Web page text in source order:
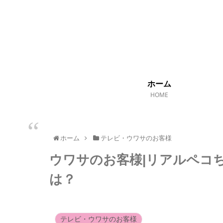
ホーム
HOME
ホーム テレビ・ウワサのお客様
ウワサのお客様|リアルペコ
は？
テレビ・ウワサのお客様